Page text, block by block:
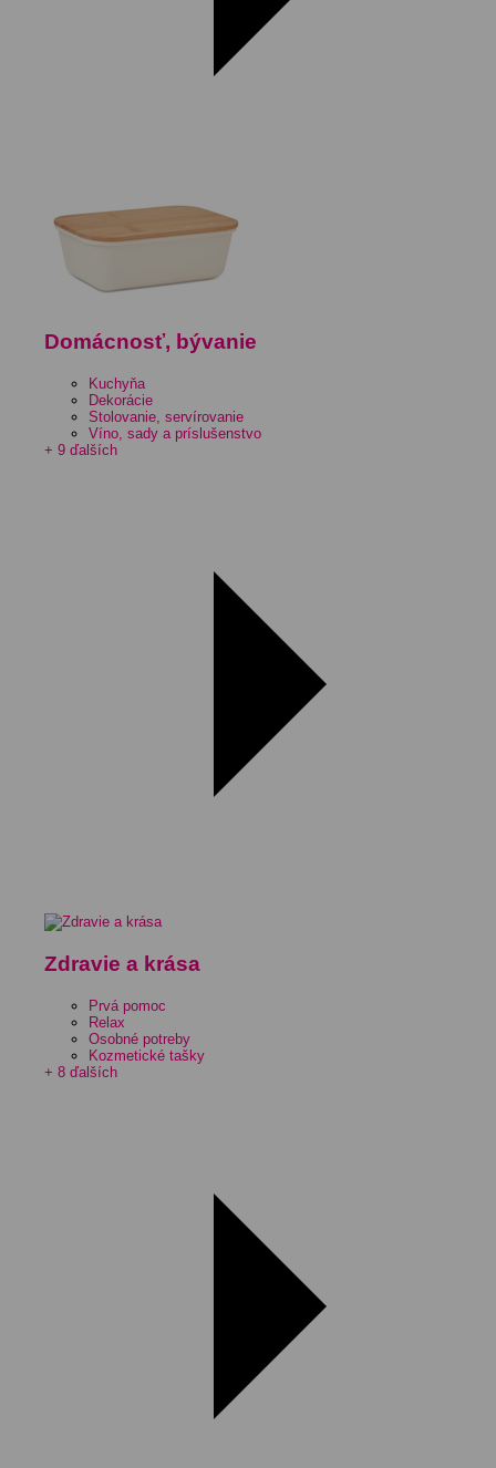
Domácnosť, bývanie
Kuchyňa
Dekorácie
Stolovanie, servírovanie
Víno, sady a príslušenstvo
+ 9 ďalších
Zdravie a krása
Prvá pomoc
Relax
Osobné potreby
Kozmetické tašky
+ 8 ďalších